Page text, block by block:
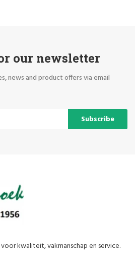
our newsletter
news and product offers via email
Subscribe
kwaliteit, vakmanschap en service.